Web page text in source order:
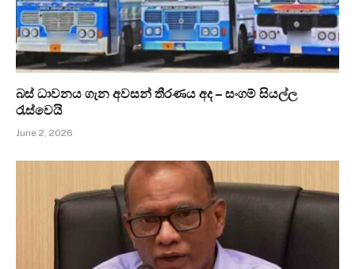
බස් ධාවනය ගැන අවසන් තීරණය අද – සංගම් සියල්ල
රැස්වෙයි
June 2, 2026